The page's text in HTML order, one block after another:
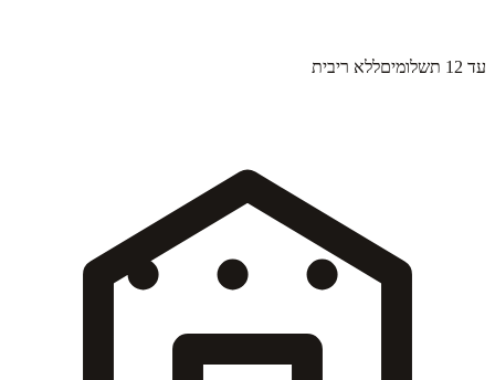
עד 12 תשלומים ללא ריבית